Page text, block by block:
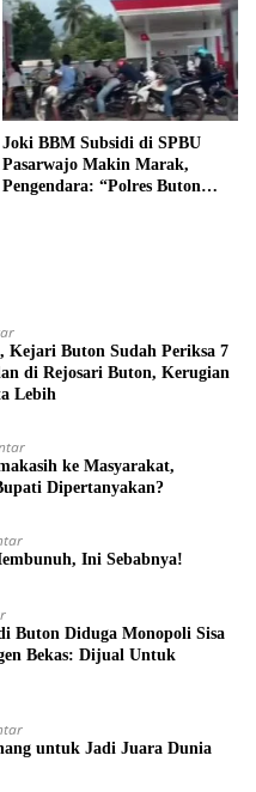
Joki BBM Subsidi di SPBU
Pasarwajo Makin Marak,
Pengendara: “Polres Buton
Kejari Buton Sudah Periksa 7
di Rejosari Buton, Kerugian
Lebih
ke Masyarakat,
Dipertanyakan?
Ini Sebabnya!
Buton Diduga Monopoli Sisa
Bekas: Dijual Untuk
untuk Jadi Juara Dunia